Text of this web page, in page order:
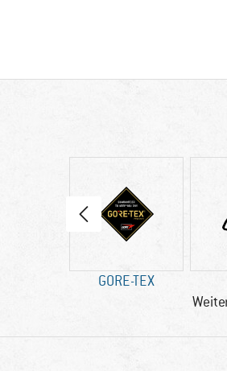
GORE-TEX